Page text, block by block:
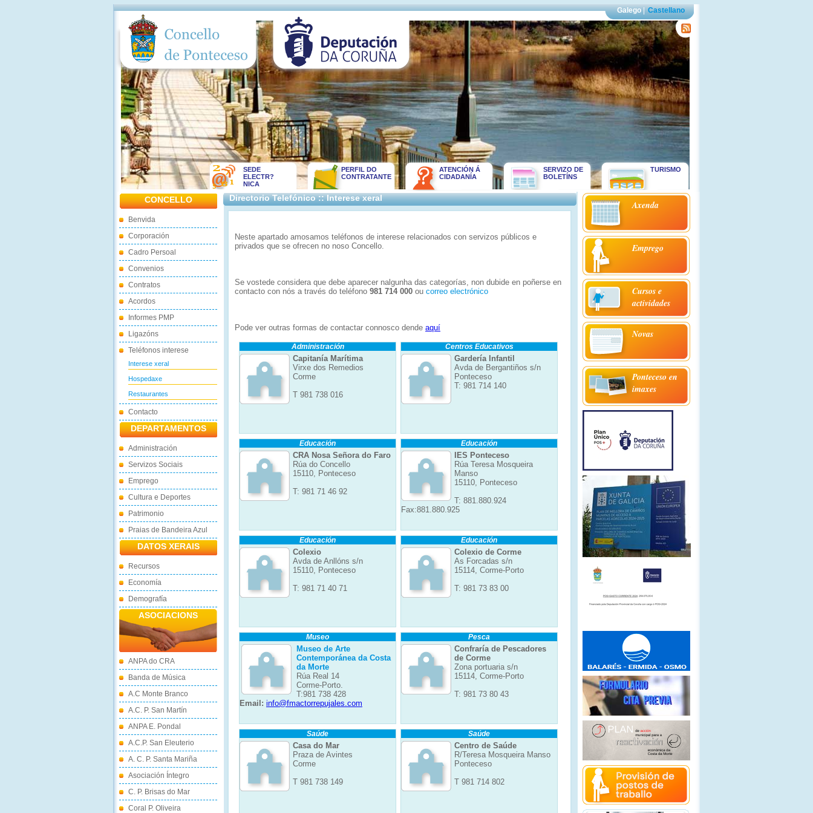
Galego| Castellano
SEDE
ELECTR?
NICA
PERFIL DO
CONTRATANTE
ATENCIÓN Á
CIDADANÍA
SERVIZO DE
BOLETÍNS
TURISMO
CONCELLO
Benvida
Corporación
Cadro Persoal
Convenios
Contratos
Acordos
Informes PMP
Ligazóns
Teléfonos interese
Interese xeral
Hospedaxe
Restaurantes
Contacto
DEPARTAMENTOS
Administración
Servizos Sociais
Emprego
Cultura e Deportes
Patrimonio
Praias de Bandeira Azul
DATOS XERAIS
Recursos
Economía
Demografía
ASOCIACIONS
ANPA do CRA
Banda de Música
A.C Monte Branco
A.C. P. San Martín
ANPA E. Pondal
A.C.P. San Eleuterio
A. C. P. Santa Mariña
Asociación Íntegro
C. P. Brisas do Mar
Coral P. Oliveira
Directorio Telefónico :: Interese xeral
Neste apartado amosamos teléfonos de interese relacionados con servizos públicos e
privados que se ofrecen no noso Concello.
Se vostede considera que debe aparecer nalgunha das categorías, non dubide en poñerse en
contacto con nós a través do teléfono 981 714 000 ou correo electrónico
Pode ver outras formas de contactar connosco dende aquí
Administración
Capitanía Marítima
Virxe dos Remedios
Corme
T 981 738 016
Centros Educativos
Gardería Infantil
Avda de Bergantiños s/n
Ponteceso
T: 981 714 140
Educación
CRA Nosa Señora do Faro
Rúa do Concello
15110, Ponteceso
T: 981 71 46 92
Educación
IES Ponteceso
Rúa Teresa Mosqueira
Manso
15110, Ponteceso
T: 881.880.924
Fax:881.880.925
Educación
Colexio
Avda de Anllóns s/n
15110, Ponteceso
T: 981 71 40 71
Educación
Colexio de Corme
As Forcadas s/n
15114, Corme-Porto
T: 981 73 83 00
Museo
Museo de Arte
Contemporánea da Costa
da Morte
Rúa Real 14
Corme-Porto.
T:981 738 428
Email: info@fmactorrepujales.com
Pesca
Confraría de Pescadores
de Corme
Zona portuaria s/n
15114, Corme-Porto
T: 981 73 80 43
Saúde
Casa do Mar
Praza de Avintes
Corme
T 981 738 149
Saúde
Centro de Saúde
R/Teresa Mosqueira Manso
Ponteceso
T 981 714 802
Axenda
Emprego
Cursos e
actividades
Novas
Ponteceso en
imaxes